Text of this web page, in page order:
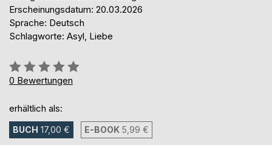
Erscheinungsdatum: 20.03.2026
Sprache: Deutsch
Schlagworte: Asyl, Liebe
Bewertung::
0%
0 Bewertungen
erhältlich als:
BUCH 17,00 € E-BOOK 5,99 €